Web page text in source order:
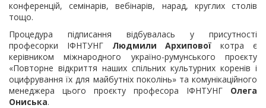
конференцій, семінарів, вебінарів, нарад, круглих столів
тощо.
Процедура підписання відбувалась у присутності
професорки ІФНТУНГ Людмили Архипової котра є
керівником міжнародного україно-румунського проєкту
«Повторне відкриття наших спільних культурних коренів і
оцифрування їх для майбутніх поколінь» та комунікаційного
менеджера цього проєкту професора ІФНТУНГ Олега
Ониська.